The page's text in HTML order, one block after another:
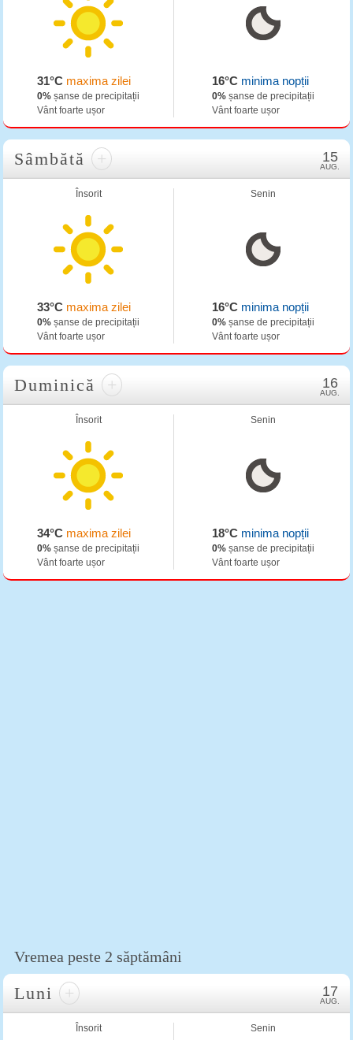
31°C maxima zilei
0% șanse de precipitații
Vânt foarte ușor
16°Cminima nopții
0%șanse de precipitații
Vânt foarte ușor
Sâmbătă + 15
AUG.
Însorit
33°C maxima zilei
0% șanse de precipitații
Vânt foarte ușor
Senin
16°Cminima nopții
0%șanse de precipitații
Vânt foarte ușor
Duminică + 16
AUG.
Însorit
34°C maxima zilei
0% șanse de precipitații
Vânt foarte ușor
Senin
18°Cminima nopții
0%șanse de precipitații
Vânt foarte ușor
Vremea peste 2 săptămâni
Luni + 17
AUG.
Însorit Senin